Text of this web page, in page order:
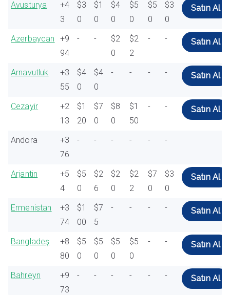
Avusturya
+4
3
$3
0
$1
0
$4
0
$5
0
$5
0
$3
0
Satın Al
Azerbaycan
+9
94
- -
$2
0
$2
2
- - Satın Al
Arnavutluk
+3
55
$4
0
$4
0
- - - - Satın Al
Cezayir
+2
13
$1
20
$7
0
$8
0
$1
50
- - Satın Al
Andora
+3
76
- - - - - -
Arjantin
+5
4
$5
0
$2
6
$2
0
$2
2
$7
0
$3
0
Satın Al
Ermenistan
+3
74
$1
00
$7
5
- - - - Satın Al
Bangladeş
+8
80
$5
0
$5
0
$5
0
$5
0
- - Satın Al
Bahreyn
+9
73
- - - - - - Satın Al